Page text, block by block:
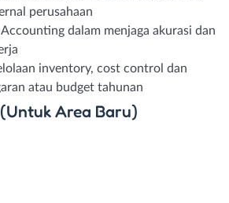
perusahaan
dalam menjaga akurasi dan
inventory, cost control dan
atau budget tahunan
Area Baru)